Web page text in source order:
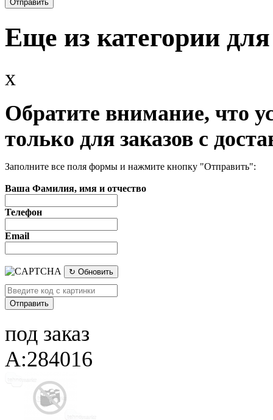
Еще из категории
x
Обратите внимание, что
только для заказов с
Заполните все поля формы и нажмите кнопку "Отправить":
Ваша Фамилия, имя и отчество
Телефон
Email
↻ Обновить
под заказ
A:284016